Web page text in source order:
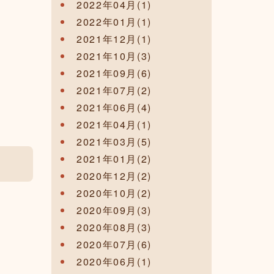
2022年04月(1)
2022年01月(1)
2021年12月(1)
2021年10月(3)
2021年09月(6)
2021年07月(2)
2021年06月(4)
2021年04月(1)
2021年03月(5)
2021年01月(2)
2020年12月(2)
2020年10月(2)
2020年09月(3)
2020年08月(3)
2020年07月(6)
2020年06月(1)